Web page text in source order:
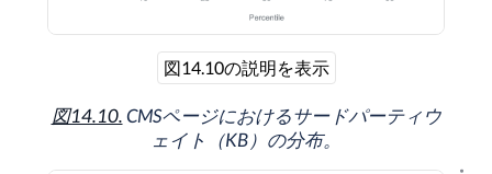
図14.10の説明を表示
図14.10.CMSページにおけるサードパーティウ
ェイト（KB）の分布。